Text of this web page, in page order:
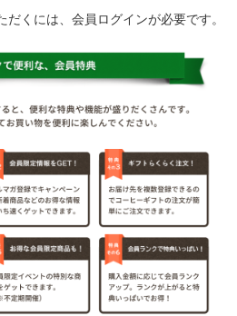
くには、会員ログインが必要です。